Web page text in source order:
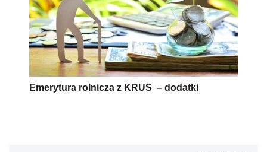
Emerytura rolnicza z KRUS – dodatki